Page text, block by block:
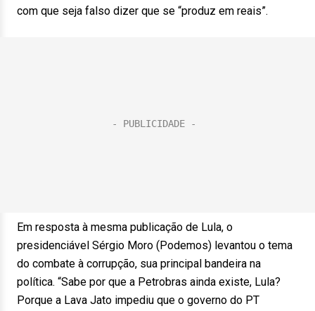
com que seja falso dizer que se “produz em reais”.
Em resposta à mesma publicação de Lula, o
presidenciável Sérgio Moro (Podemos) levantou o tema
do combate à corrupção, sua principal bandeira na
política. “Sabe por que a Petrobras ainda existe, Lula?
Porque a Lava Jato impediu que o governo do PT